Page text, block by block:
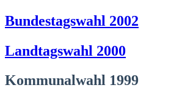
Bundestagswahl 2002
Landtagswahl 2000
Kommunalwahl 1999